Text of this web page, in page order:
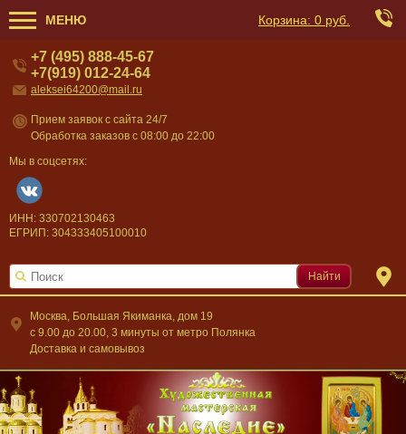
МЕНЮ Корзина: 0 руб.
Москва, Большая Якиманка, дом 19
c 9.00 до 20.00, 3 минуты от метро Полянка
Доставка и самовывоз
+7 (495) 888-45-67
+7(919) 012-24-64
aleksei64200@mail.ru
Прием заявок с сайта 24/7
Обработка заказов с 08:00 до 22:00
Мы в соцсетях:
ИНН: 330702130463
ЕГРИП: 304333405100010
Найти